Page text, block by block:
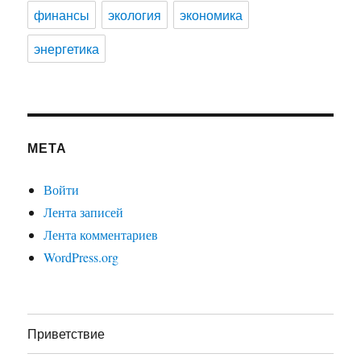
финансы
экология
экономика
энергетика
МЕТА
Войти
Лента записей
Лента комментариев
WordPress.org
Приветствие